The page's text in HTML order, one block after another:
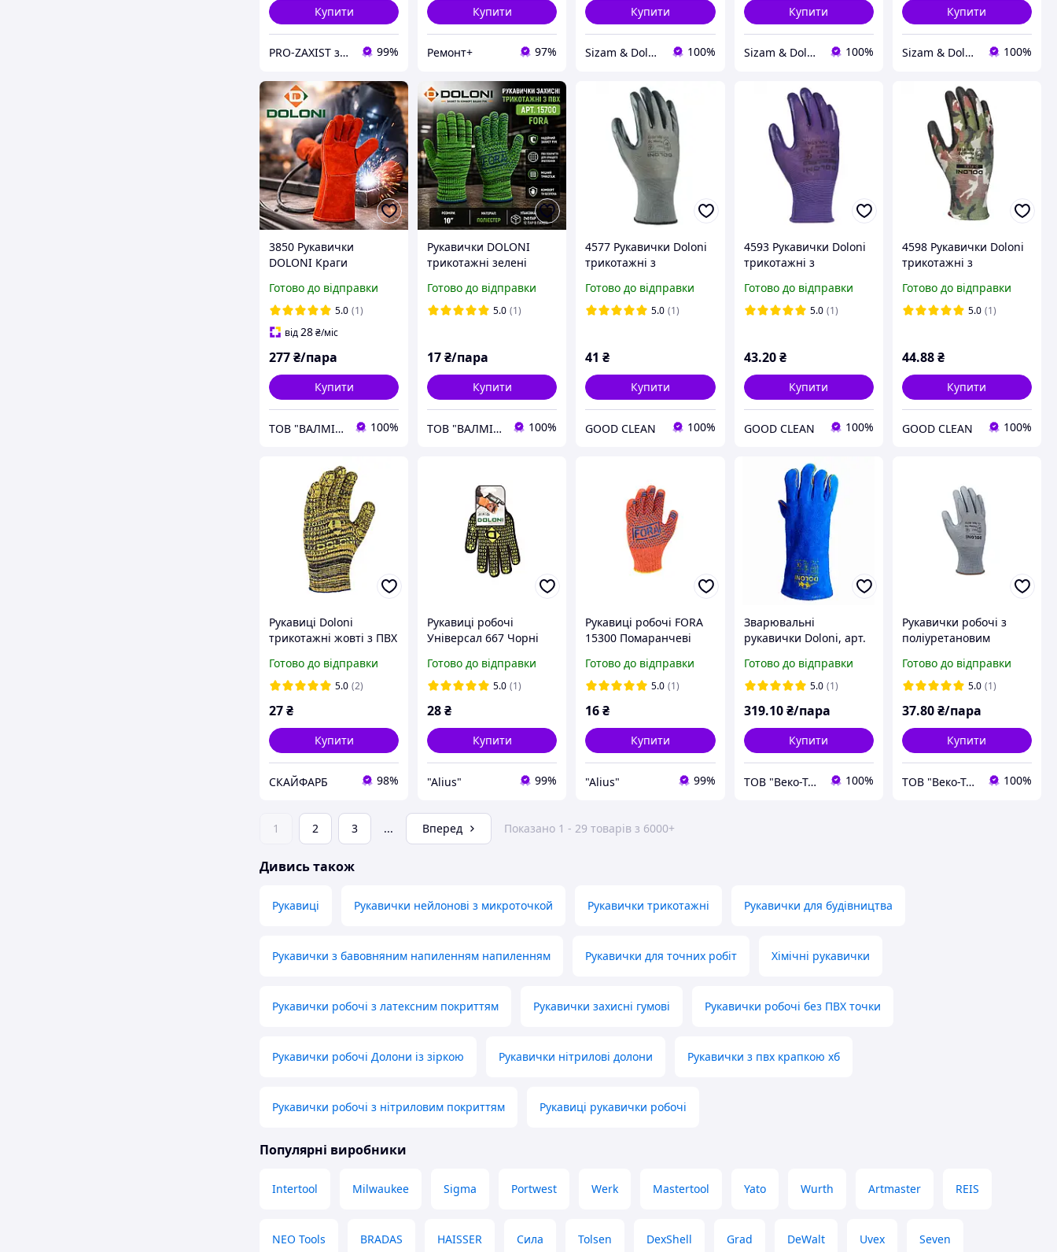
Купити
PRO-ZAXIST засоби захисту для професіоналів. 99%
Купити
Ремонт+ 97%
Купити
Sizam & Doloni 100%
Купити
Sizam & Doloni 100%
Купити
Sizam & Doloni 100%
3850 Рукавички
DOLONI Краги
підкладкою, червоний
спи розмір 10/Равіці
зварника долоні
Готово до відправки
5.0 (1)
від28₴/міс
277₴/пара
Купити
ТОВ "ВАЛМІ ГРУП" 100%
Рукавички DOLONI
трикотажні зелені
малюнком пвх 10 клас
рукавиці долоні
Готово до відправки
5.0 (1)
17₴/пара
Купити
ТОВ "ВАЛМІ ГРУП" 100%
4577 Рукавички Doloni
трикотажні з
неповний облив розмір
10 сірі
Готово до відправки
5.0 (1)
41 ₴
Купити
GOOD CLEAN 100%
4593 Рукавички Doloni
трикотажні з
неповний облив розмір
7 фіолетові
Готово до відправки
5.0 (1)
43.20 ₴
Купити
GOOD CLEAN 100%
4598 Рукавички Doloni
трикотажні з
покриттям неповний
облив розмір 10 хакі
Готово до відправки
5.0 (1)
44.88₴
Купити
GOOD CLEAN 100%
Рукавиці Doloni
трикотажні жовті з ПВХ
4242
Готово до відправки
5.0 (2)
27₴
Купити
СКАЙФАРБ 98%
Рукавиці робочі
Універсал 667 Чорні
ПВХ крапкою Doloni
Готово до відправки
5.0 (1)
28₴
Купити
"Alius" 99%
Рукавиці робочі FORA
15300 Помаранчеві
ПВХ крапкою Doloni
Готово до відправки
5.0 (1)
16₴
Купити
"Alius" 99%
Зварювальні
рукавички Doloni, арт.
Готово до відправки
5.0 (1)
319.10 ₴/пара
Купити
ТОВ "Веко-Трейд" 100%
Рукавички робочі з
поліуретановим
арт. 4572
Готово до відправки
5.0 (1)
37.80₴/пара
Купити
ТОВ "Веко-Трейд" 100%
1 2 3 ... Вперед Показано 1 - 29 товарів з 6000+
Дивись також
Рукавиці Рукавички нейлонові з микроточкой Рукавички трикотажні Рукавички для будівництва
Рукавички з бавовняним напиленням напиленням Рукавички для точних робіт Хімічні рукавички
Рукавички робочі з латексним покриттям Рукавички захисні гумові Рукавички робочі без ПВХ точки
Рукавички робочі Долони із зіркою Рукавички нітрилові долони Рукавички з пвх крапкою хб
Рукавички робочі з нітриловим покриттям Рукавиці рукавички робочі
Популярні виробники
Intertool Milwaukee Sigma Portwest Werk Mastertool Yato Wurth Artmaster REIS
NEO Tools BRADAS HAISSER Сила Tolsen DexShell Grad DeWalt Uvex Seven